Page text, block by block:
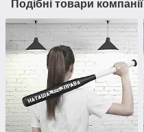
Подібні товари компанії